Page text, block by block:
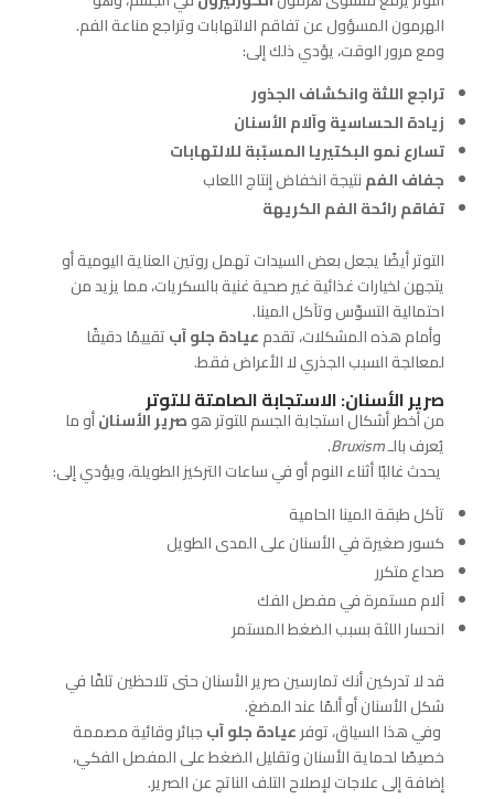
الهرمون المسؤول عن تفاقم الالتهابات وتراجع مناعة الفم.
ومع مرور الوقت، يؤدي ذلك إلى:
تراجع اللثة وانكشاف الجذور
زيادة الحساسية وآلام الأسنان
تسارع نمو البكتيريا المسبّبة للالتهابات
جفاف الفمنتيجة انخفاض إنتاج اللعاب
تفاقم رائحة الفم الكريهة
التوتر أيضًا يجعل بعض السيدات تهمل روتين العناية اليومية أو
يتجهن لخيارات غذائية غير صحية غنية بالسكريات، مما يزيد من
احتمالية التسوّس وتآكل المينا.
وأمام هذه المشكلات، تقدمعيادة جلو آبتقييمًا دقيقًا
لمعالجة السبب الجذري لا الأعراض فقط.
صرير الأسنان: الاستجابة الصامتة للتوتر
من أخطر أشكال استجابة الجسم للتوتر هوصرير الأسنانأو ما
يُعرف بالـBruxism
.
يحدث غالبًا أثناء النوم أو في ساعات التركيز الطويلة، ويؤدي إلى:
تآكل طبقة المينا الحامية
كسور صغيرة في الأسنان على المدى الطويل
صداع متكرر
آلام مستمرة في مفصل الفك
انحسار اللثة بسبب الضغط المستمر
قد لا تدركين أنك تمارسين صرير الأسنان حتى تلاحظين تلفًا في
شكل الأسنان أو ألمًا عند المضغ.
وفي هذا السياق، توفرعيادة جلو آبجبائر وقائية مصممة
خصيصًا لحماية الأسنان وتقليل الضغط على المفصل الفكي،
إضافة إلى علاجات لإصلاح التلف الناتج عن الصرير.